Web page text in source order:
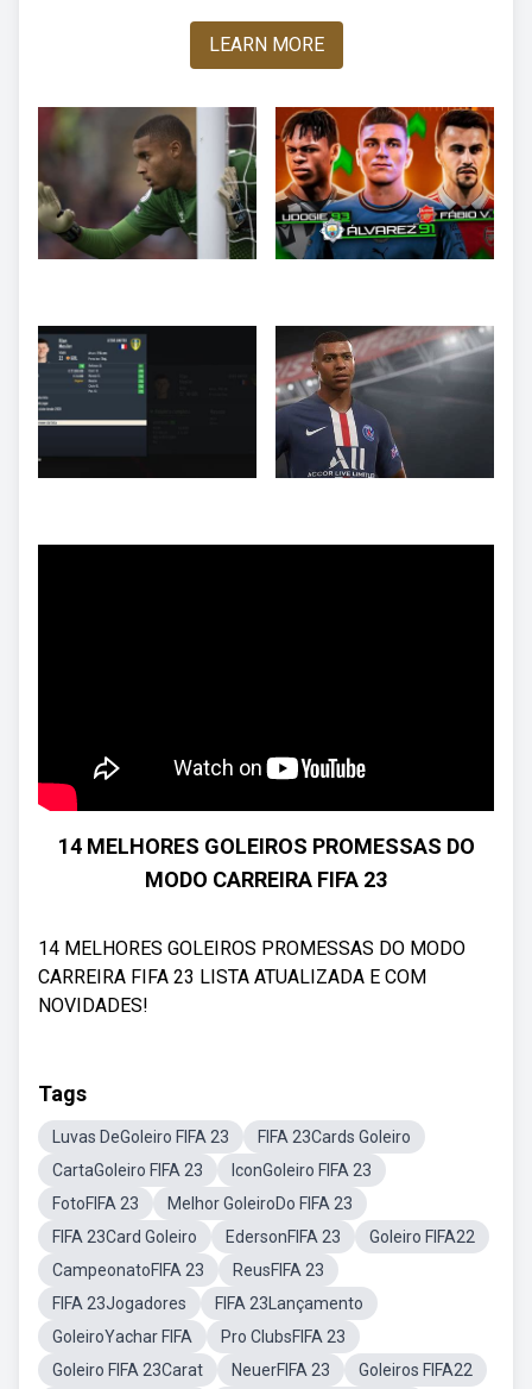
LEARN MORE
14 MELHORES GOLEIROS PROMESSAS DO
MODO CARREIRA FIFA 23
14 MELHORES GOLEIROS PROMESSAS DO MODO
CARREIRA FIFA 23 LISTA ATUALIZADA E COM
NOVIDADES!
Tags
Luvas DeGoleiro FIFA 23
FIFA 23Cards Goleiro
CartaGoleiro FIFA 23
IconGoleiro FIFA 23
FotoFIFA 23
Melhor GoleiroDo FIFA 23
FIFA 23Card Goleiro
EdersonFIFA 23
Goleiro FIFA22
CampeonatoFIFA 23
ReusFIFA 23
FIFA 23Jogadores
FIFA 23Lançamento
GoleiroYachar FIFA
Pro ClubsFIFA 23
Goleiro FIFA 23Carat
NeuerFIFA 23 Goleiros FIFA22